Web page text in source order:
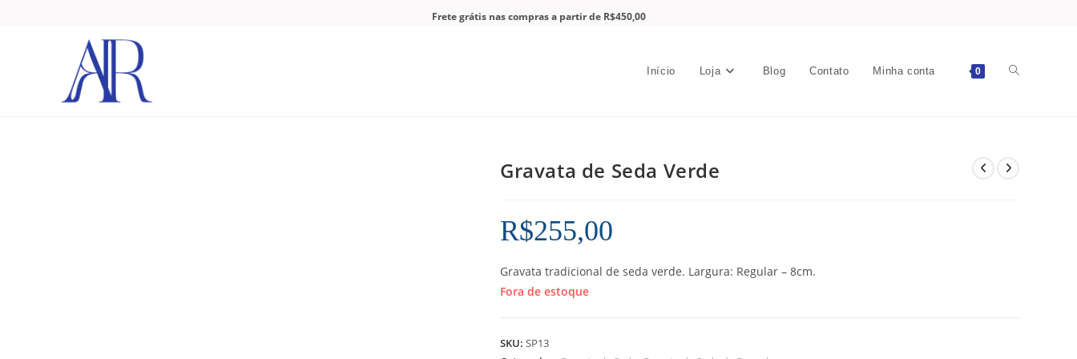
Frete grátis nas compras a partir de R$450,00
Início Loja Blog Contato Minha conta 0
Gravata de Seda Verde
R$255,00
Gravata tradicional de seda verde. Largura: Regular – 8cm.
Fora de estoque
SKU: SP13